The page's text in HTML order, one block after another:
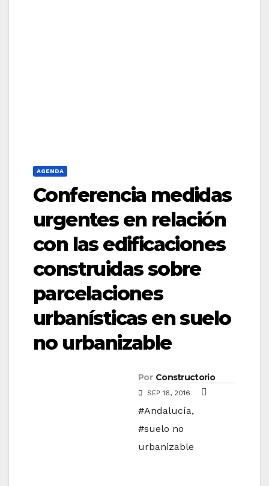
AGENDA
Conferencia medidas
urgentes en relación
con las edificaciones
construidas sobre
parcelaciones
urbanísticas en suelo
no urbanizable
Por Constructorio
SEP 16, 2016
#Andalucía,
#suelo no
urbanizable